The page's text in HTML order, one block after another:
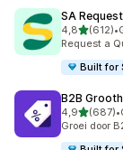
SA
4,8van 5
(612)
612 •
Request a
Built for
B2B
4,9van 5
(687)
687 •
Groei door